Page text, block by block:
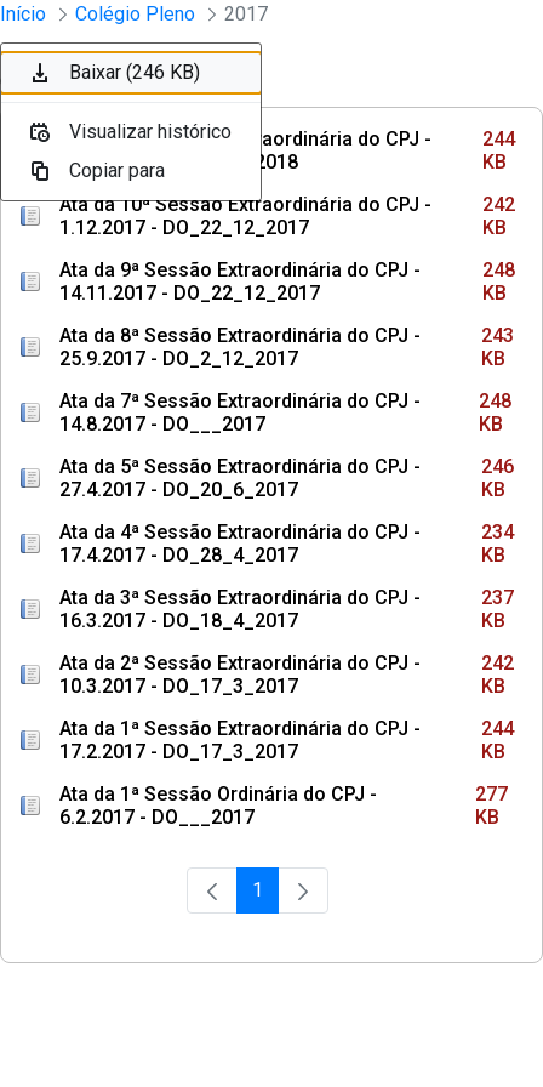
Pular para o Conteúdo principal
Sessões e Reuniões - Documentos
Início Colégio Pleno 2017
Ordenar Filtro
Ata da 11ª Sessão Extraordinária do CPJ -
21.12.2017 - DO_9_3_2018
244
KB
Ata da 10ª Sessão Extraordinária do CPJ -
1.12.2017 - DO_22_12_2017
242
KB
Ata da 9ª Sessão Extraordinária do CPJ -
14.11.2017 - DO_22_12_2017
248
KB
Ata da 8ª Sessão Extraordinária do CPJ -
25.9.2017 - DO_2_12_2017
243
KB
Ata da 7ª Sessão Extraordinária do CPJ -
14.8.2017 - DO___2017
248
KB
Ata da 5ª Sessão Extraordinária do CPJ -
27.4.2017 - DO_20_6_2017
246
KB
Ata da 4ª Sessão Extraordinária do CPJ -
17.4.2017 - DO_28_4_2017
234
KB
Ata da 3ª Sessão Extraordinária do CPJ -
16.3.2017 - DO_18_4_2017
237
KB
Ata da 2ª Sessão Extraordinária do CPJ -
10.3.2017 - DO_17_3_2017
242
KB
Ata da 1ª Sessão Extraordinária do CPJ -
17.2.2017 - DO_17_3_2017
244
KB
Ata da 1ª Sessão Ordinária do CPJ -
6.2.2017 - DO___2017
277
KB
Página
1
Baixar (244 KB)
Visualizar histórico
Copiar para
Baixar (242 KB)
Visualizar histórico
Copiar para
Baixar (248 KB)
Visualizar histórico
Copiar para
Baixar (243 KB)
Visualizar histórico
Copiar para
Baixar (248 KB)
Visualizar histórico
Copiar para
Baixar (246 KB)
Visualizar histórico
Copiar para